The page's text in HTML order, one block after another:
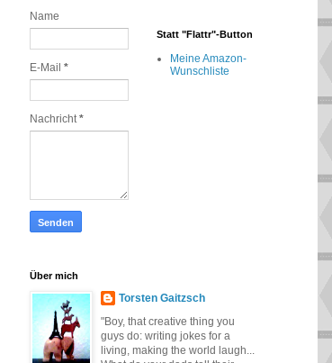
Name
E-Mail *
Nachricht*
Statt "Flattr"-Button
Meine Amazon-
Wunschliste
Über mich
Torsten Gaitzsch
"Boy, that creative thing you
guys do: writing jokes for a
living, making the world laugh...